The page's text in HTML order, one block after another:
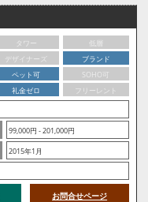
タワー
低層
デザイナーズ
ブランド
ペット可
SOHO可
礼金ゼロ
フリーレント
99,000円 - 201,000円
2015年1月
お問合せページ